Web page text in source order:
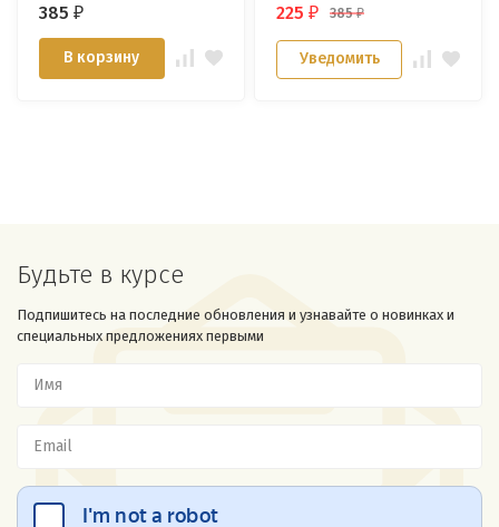
385₽
В корзину
225₽ 385₽
Уведомить
Будьте в курсе
Подпишитесь на последние обновления и узнавайте о новинках и
специальных предложениях первыми